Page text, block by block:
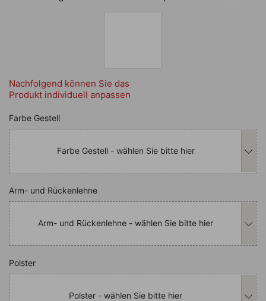
Nachfolgend können Sie das
Produkt individuell anpassen
Nachfolgend können Sie das
Farbe Gestell
Farbe Gestell - wählen Sie bitte hier
Nachfolgend können Sie das
Arm- und Rückenlehne
Arm- und Rückenlehne - wählen Sie bitte hier
Nachfolgend können Sie das
Polster
Polster - wählen Sie bitte hier